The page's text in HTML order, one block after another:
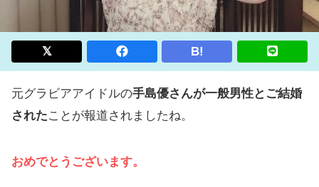
B!
元グラビアアイドルの手島優さんが一般男性とご結婚
されたことが報道されましたね。
おめでとうございます。